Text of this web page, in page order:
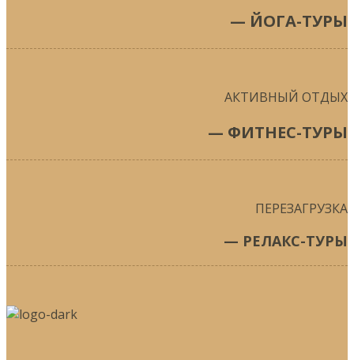
— ЙОГА-ТУРЫ
АКТИВНЫЙ ОТДЫХ
— ФИТНЕС-ТУРЫ
ПЕРЕЗАГРУЗКА
— РЕЛАКС-ТУРЫ